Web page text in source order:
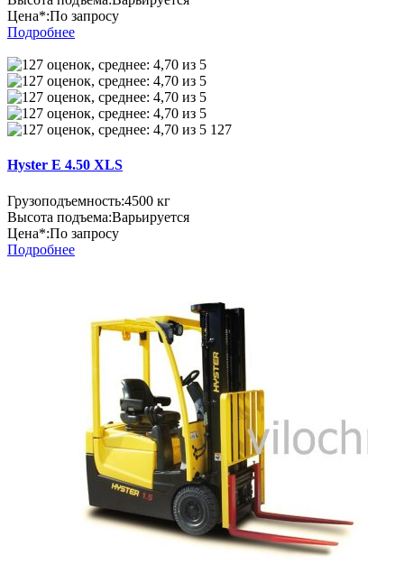
Цена*:По запросу
Подробнее
127
Hyster E 4.50 XLS
Грузоподъемность:4500 кг
Высота подъема:Варьируется
Цена*:По запросу
Подробнее